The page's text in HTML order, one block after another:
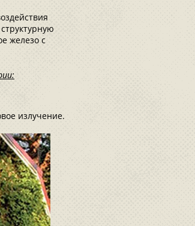
железо с
излучение.